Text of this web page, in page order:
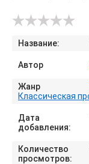
Название:
Автор
Жанр
Классическая
Дата
добавления:
Количество
просмотров: